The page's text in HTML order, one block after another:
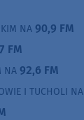
NA 90,9 FM
FM
NA 92,6 FM
I TUCHOLI NA